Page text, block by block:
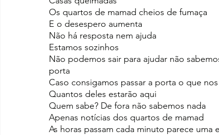
Os quartos de mamad cheios de fumaça
E o desespero aumenta
Não há resposta nem ajuda
Estamos sozinhos
Não podemos sair para ajudar não
porta
Caso consigamos passar a porta o que
Quantos deles estarão aqui
Quem sabe? De fora não sabemos nada
Apenas notícias dos quartos de mamad
As horas passam cada minuto parece uma